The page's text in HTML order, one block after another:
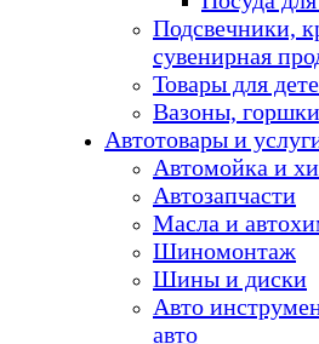
Подсвечники,
сувенирная
Товары для
Вазоны,
Автотовары и
Автомойка и
Автозапчасти
Масла и
Шиномонтаж
Шины и диски
Авто
авто